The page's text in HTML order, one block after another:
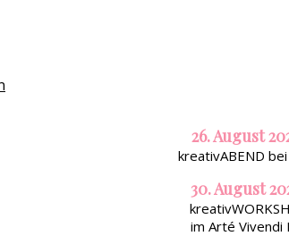
26. August
kreativABEND
30. August
im Arté Vivendi